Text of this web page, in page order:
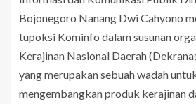
Bojonegoro Nanang Dwi Cahyono
tupoksi Kominfo dalam susunan
Kerajinan Nasional Daerah
yang merupakan sebuah wadah
mengembangkan produk kerajinan